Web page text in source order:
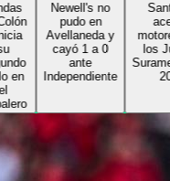
Newell's no
pudo en
Avellaneda y
cayó 1 a 0
ante
Independiente
Santa Fe
motores para
los Juegos
Suramericanos
2026